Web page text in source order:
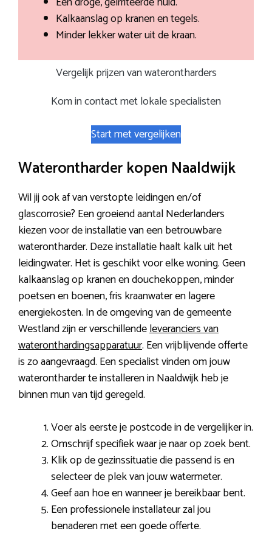
Kalkaanslag op kranen en tegels.
Minder lekker water uit de kraan.
Vergelijk prijzen van waterontharders
Kom in contact met lokale specialisten
Start met vergelijken
Waterontharder kopen Naaldwijk
Wil jij ook af van verstopte leidingen en/of
glascorrosie? Een groeiend aantal Nederlanders
kiezen voor de installatie van een betrouwbare
waterontharder. Deze installatie haalt kalk uit het
leidingwater. Het is geschikt voor elke woning. Geen
kalkaanslag op kranen en douchekoppen, minder
poetsen en boenen, fris kraanwater en lagere
energiekosten. In de omgeving van de gemeente
Westland zijn er verschillendeleveranciers van
wateronthardingsapparatuur. Een vrijblijvende offerte
is zo aangevraagd. Een specialist vinden om jouw
waterontharder te installeren in Naaldwijk heb je
binnen mun van tijd geregeld.
Voer als eerste je postcode in de vergelijker in.
Omschrijf specifiek waar je naar op zoek bent.
Klik op de gezinssituatie die passend is en
selecteer de plek van jouw watermeter.
Geef aan hoe en wanneer je bereikbaar bent.
Een professionele installateur zal jou
benaderen met een goede offerte.